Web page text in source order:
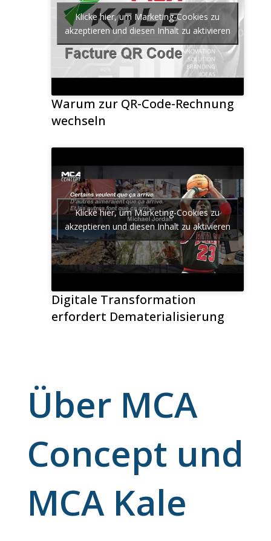
Klicke hier, um Marketing-Cookies zu
akzeptieren und diesen Inhalt zu aktivieren
Warum zur QR-Code-Rechnung
wechseln
Klicke hier, um Marketing-Cookies zu
akzeptieren und diesen Inhalt zu aktivieren
Digitale Transformation
erfordert Dematerialisierung
Über MCA
Concept und
MCA Kale